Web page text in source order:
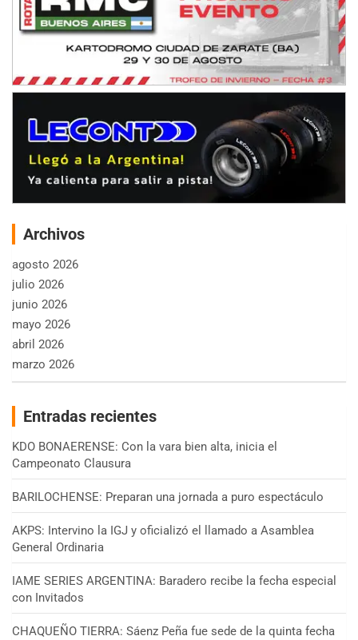
Archivos
agosto 2026
julio 2026
junio 2026
mayo 2026
abril 2026
marzo 2026
Entradas recientes
KDO BONAERENSE: Con la vara bien alta, inicia el
Campeonato Clausura
BARILOCHENSE: Preparan una jornada a puro espectáculo
AKPS: Intervino la IGJ y oficializó el llamado a Asamblea
General Ordinaria
IAME SERIES ARGENTINA: Baradero recibe la fecha especial
con Invitados
CHAQUEÑO TIERRA: Sáenz Peña fue sede de la quinta fecha